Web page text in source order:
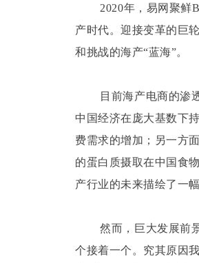
2020年，易网聚鲜
产时代。迎接变革的巨
和挑战的海产“蓝海”。
目前海产电商的渗透
中国经济在庞大基数下
费需求的增加；另一方
的蛋白质摄取在中国食
产行业的未来描绘了一
然而，巨大发展前景
个接着一个。究其原因